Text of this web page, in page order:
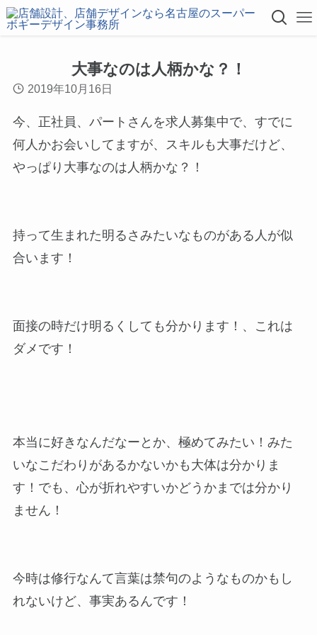
大事なのは人柄かな？！
2019年10月16日
今、正社員、パートさんを求人募集中で、すでに
何人かお会いしてますが、スキルも大事だけど、
やっぱり大事なのは人柄かな？！
持って生まれた明るさみたいなものがある人が似
合います！
面接の時だけ明るくしても分かります！、これは
ダメです！
本当に好きなんだなーとか、極めてみたい！みた
いなこだわりがあるかないかも大体は分かりま
す！でも、心が折れやすいかどうかまでは分かり
ません！
今時は修行なんて言葉は禁句のようなものかもし
れないけど、事実あるんです！